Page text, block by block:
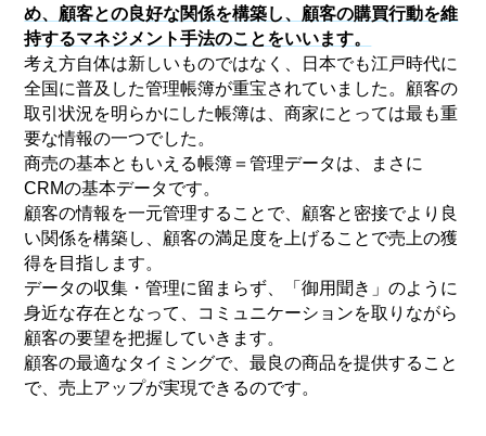
め、顧客との良好な関係を構築し、顧客の購買行動を維
持するマネジメント手法のことをいいます。
考え方自体は新しいものではなく、日本でも江戸時代に
全国に普及した管理帳簿が重宝されていました。顧客の
取引状況を明らかにした帳簿は、商家にとっては最も重
要な情報の一つでした。
商売の基本ともいえる帳簿＝管理データは、まさに
CRMの基本データです。
顧客の情報を一元管理することで、顧客と密接でより良
い関係を構築し、顧客の満足度を上げることで売上の獲
得を目指します。
データの収集・管理に留まらず、「御用聞き」のように
身近な存在となって、コミュニケーションを取りながら
顧客の要望を把握していきます。
顧客の最適なタイミングで、最良の商品を提供すること
で、売上アップが実現できるのです。